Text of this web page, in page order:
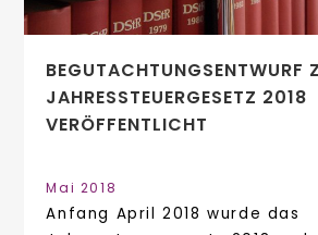
BEGUTACHTUNGSENTWURF
JAHRESSTEUERGESETZ 2018
VERÖFFENTLICHT
Mai 2018
Anfang April 2018 wurde das